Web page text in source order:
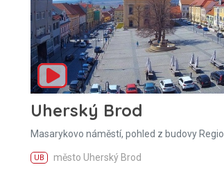
Uherský Brod
Masarykovo náměstí, pohled z budovy Regio
UB město Uherský Brod